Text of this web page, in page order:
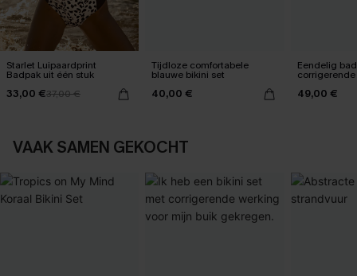
Starlet Luipaardprint
Badpak uit één stuk
33,00 €37,00 €
Tijdloze comfortabele
blauwe bikini set
40,00 €
Eendelig
een
49,00 €
VAAK SAMEN GEKOCHT